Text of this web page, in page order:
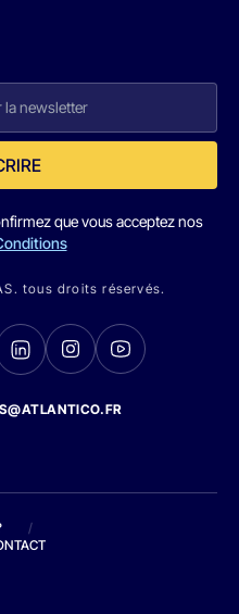
que vous acceptez nos
tous droits réservés.
/